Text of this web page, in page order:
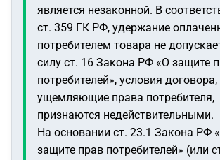
является незаконной. В
ст. 359 ГК РФ, удержание
потребителем товара не
силу ст. 16 Закона РФ «О защите
потребителей», условия договора,
ущемляющие права потребителя,
признаются недействительными.
На основании ст. 23.1 Закона РФ
защите прав потребителей» (или